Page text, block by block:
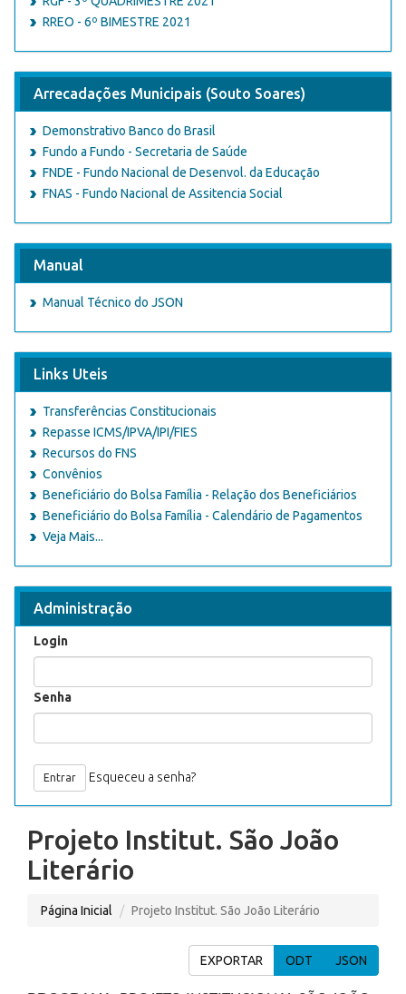
RREO - 6º BIMESTRE 2021
Arrecadações Municipais (Souto Soares)
Demonstrativo Banco do Brasil
Fundo a Fundo - Secretaria de Saúde
FNDE - Fundo Nacional de Desenvol. da Educação
FNAS - Fundo Nacional de Assitencia Social
Manual
Manual Técnico do JSON
Links Uteis
Transferências Constitucionais
Repasse ICMS/IPVA/IPI/FIES
Recursos do FNS
Convênios
Beneficiário do Bolsa Família - Relação dos Beneficiários
Beneficiário do Bolsa Família - Calendário de Pagamentos
Veja Mais...
Administração
Login
Senha
Esqueceu a senha?
Projeto Institut. São João
Literário
Página Inicial Projeto Institut. São João Literário
EXPORTAR ODT JSON